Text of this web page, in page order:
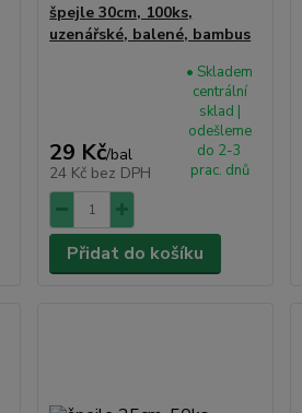
špejle 30cm, 100ks,
uzenářské, balené, bambus
29 Kč/bal
24 Kč bez DPH
• Skladem
centrální
sklad |
odešleme
do 2-3
prac. dnů
Přidat do košíku